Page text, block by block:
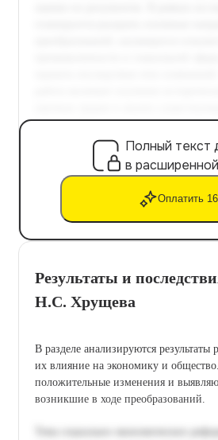
Полный текст
в
Оплатить
Результаты и
Н.С. Хрущева
В разделе анализируются
их влияние на экономику и
положительные изменения и
возникшие в ходе преобразований.